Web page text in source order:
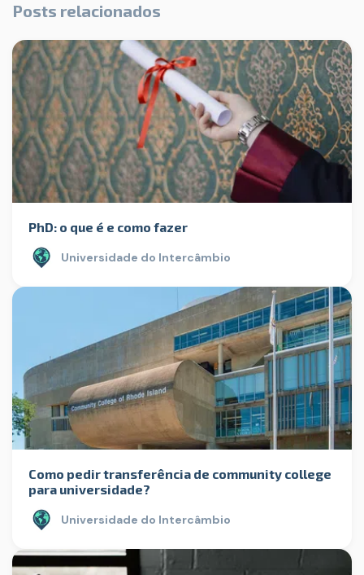
Posts relacionados
PhD: o que é e como fazer
Universidade do Intercâmbio
Como pedir transferência de community college
para universidade?
Universidade do Intercâmbio